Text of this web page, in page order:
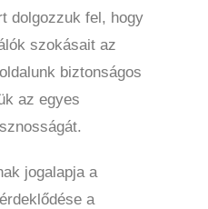
dolgozzuk fel, hogy
szokásait az
biztonságos
az egyes
jogalapja a
a